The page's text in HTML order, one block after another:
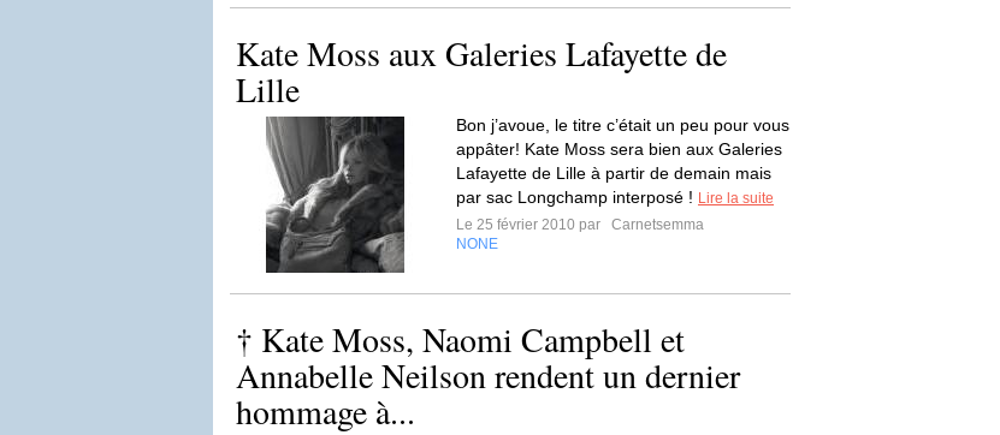
Kate Moss aux Galeries Lafayette de
Lille
Bon j’avoue, le titre c’était un peu pour vous
appâter! Kate Moss sera bien aux Galeries
Lafayette de Lille à partir de demain mais
par sac Longchamp interposé ! Lire la suite
Le 25 février 2010 par
Carnetsemma
NONE
† Kate Moss, Naomi Campbell et
Annabelle Neilson rendent un dernier
hommage à...